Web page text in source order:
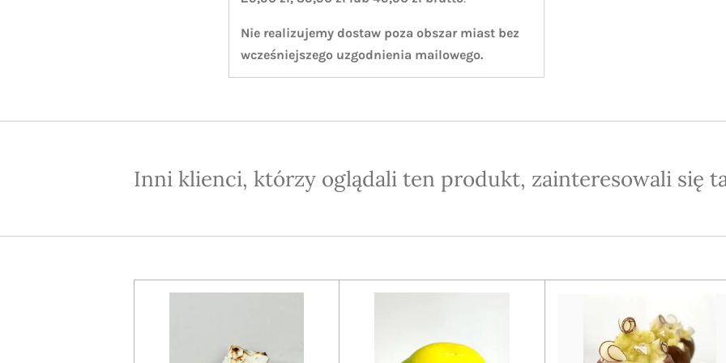
Nie realizujemy dostaw poza obszar miast bez
wcześniejszego uzgodnienia mailowego.
Inni klienci, którzy oglądali ten produkt, zainteresowali się